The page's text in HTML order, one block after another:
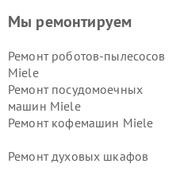
Мы ремонтируем
Ремонт роботов-пылесосов
Miele
Ремонт посудомоечных
машин Miele
Ремонт кофемашин Miele
Ремонт духовых шкафов